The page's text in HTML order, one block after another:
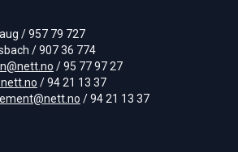
/ 957 79 727
/ 907 36 774
/ 95 77 97 27
/ 94 21 13 37
/ 94 21 13 37